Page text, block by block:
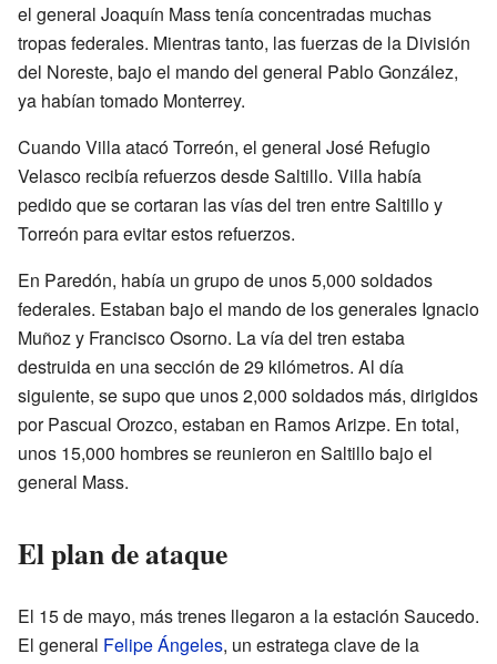
el general Joaquín Mass tenía concentradas muchas
tropas federales. Mientras tanto, las fuerzas de la División
del Noreste, bajo el mando del general Pablo González,
ya habían tomado Monterrey.
Cuando Villa atacó Torreón, el general José Refugio
Velasco recibía refuerzos desde Saltillo. Villa había
pedido que se cortaran las vías del tren entre Saltillo y
Torreón para evitar estos refuerzos.
En Paredón, había un grupo de unos 5,000 soldados
federales. Estaban bajo el mando de los generales Ignacio
Muñoz y Francisco Osorno. La vía del tren estaba
destruida en una sección de 29 kilómetros. Al día
siguiente, se supo que unos 2,000 soldados más, dirigidos
por Pascual Orozco, estaban en Ramos Arizpe. En total,
unos 15,000 hombres se reunieron en Saltillo bajo el
general Mass.
El plan de ataque
El 15 de mayo, más trenes llegaron a la estación Saucedo.
El general Felipe Ángeles, un estratega clave de la